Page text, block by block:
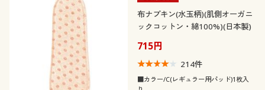
布ナプキン(水玉柄)(肌側オーガニ
ックコットン・綿100%)(日本製)
715円
214件
■カラー/C(レギュラー用パッド)1枚入